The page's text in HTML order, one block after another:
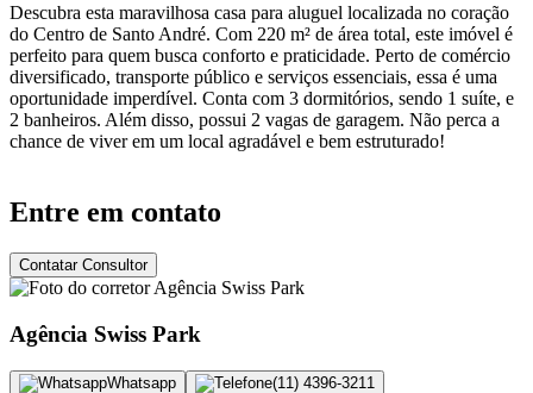
Descubra esta maravilhosa casa para aluguel localizada no coração
do Centro de Santo André. Com 220 m² de área total, este imóvel é
perfeito para quem busca conforto e praticidade. Perto de comércio
diversificado, transporte público e serviços essenciais, essa é uma
oportunidade imperdível. Conta com 3 dormitórios, sendo 1 suíte, e
2 banheiros. Além disso, possui 2 vagas de garagem. Não perca a
chance de viver em um local agradável e bem estruturado!
Entre em contato
Contatar Consultor
Agência Swiss Park
Whatsapp (11) 4396-3211